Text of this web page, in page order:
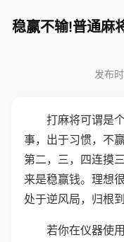
稳赢不输!普通麻
发布
打麻将可谓是
事，出于习惯，不
第二，三，四连摸
来是稳赢钱。理想
处于逆风局，归根
若你在仪器使